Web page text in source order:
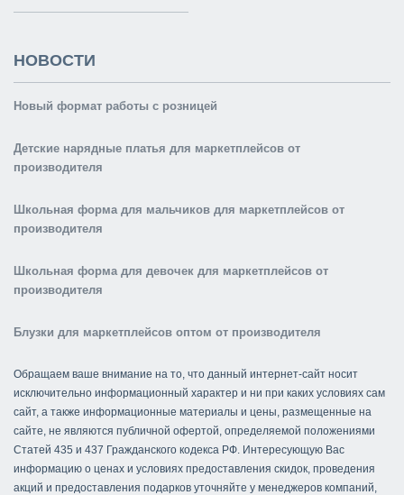
НОВОСТИ
Новый формат работы с розницей
Детские нарядные платья для маркетплейсов от
производителя
Школьная форма для мальчиков для маркетплейсов от
производителя
Школьная форма для девочек для маркетплейсов от
производителя
Блузки для маркетплейсов оптом от производителя
Обращаем ваше внимание на то, что данный интернет-сайт носит
исключительно информационный характер и ни при каких условиях сам
сайт, а также информационные материалы и цены, размещенные на
сайте, не являются публичной офертой, определяемой положениями
Статей 435 и 437 Гражданского кодекса РФ. Интересующую Вас
информацию о ценах и условиях предоставления скидок, проведения
акций и предоставления подарков уточняйте у менеджеров компаний,